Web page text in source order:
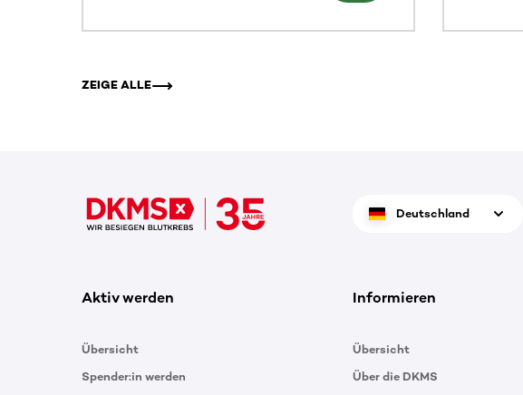
ZEIGE ALLE
Deutschland
Aktiv werden
Übersicht
Spender:in werden
Informieren
Übersicht
Über die DKMS